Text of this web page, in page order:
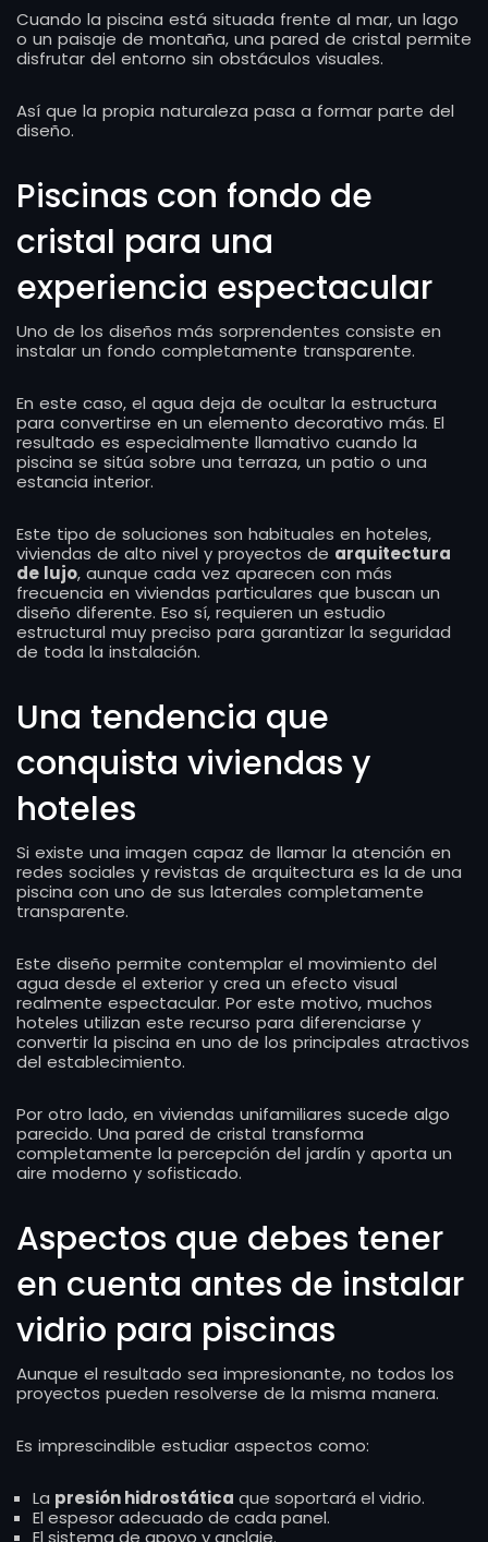
Cuando la piscina está situada frente al mar, un lago
o un paisaje de montaña, una pared de cristal permite
disfrutar del entorno sin obstáculos visuales.
Así que la propia naturaleza pasa a formar parte del
diseño.
Piscinas con fondo de
cristal para una
experiencia espectacular
Uno de los diseños más sorprendentes consiste en
instalar un fondo completamente transparente.
En este caso, el agua deja de ocultar la estructura
para convertirse en un elemento decorativo más. El
resultado es especialmente llamativo cuando la
piscina se sitúa sobre una terraza, un patio o una
estancia interior.
Este tipo de soluciones son habituales en hoteles,
viviendas de alto nivel y proyectos de arquitectura
de lujo, aunque cada vez aparecen con más
frecuencia en viviendas particulares que buscan un
diseño diferente. Eso sí, requieren un estudio
estructural muy preciso para garantizar la seguridad
de toda la instalación.
Una tendencia que
conquista viviendas y
hoteles
Si existe una imagen capaz de llamar la atención en
redes sociales y revistas de arquitectura es la de una
piscina con uno de sus laterales completamente
transparente.
Este diseño permite contemplar el movimiento del
agua desde el exterior y crea un efecto visual
realmente espectacular. Por este motivo, muchos
hoteles utilizan este recurso para diferenciarse y
convertir la piscina en uno de los principales atractivos
del establecimiento.
Por otro lado, en viviendas unifamiliares sucede algo
parecido. Una pared de cristal transforma
completamente la percepción del jardín y aporta un
aire moderno y sofisticado.
Aspectos que debes tener
en cuenta antes de instalar
vidrio para piscinas
Aunque el resultado sea impresionante, no todos los
proyectos pueden resolverse de la misma manera.
Es imprescindible estudiar aspectos como:
La presión hidrostática que soportará el vidrio.
El espesor adecuado de cada panel.
El sistema de apoyo y anclaje.